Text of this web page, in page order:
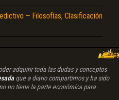
– Filosofías, Clasificación
adquirir toda las dudas y conceptos
que a diario compartimos y ha sido
no tiene la parte económica para